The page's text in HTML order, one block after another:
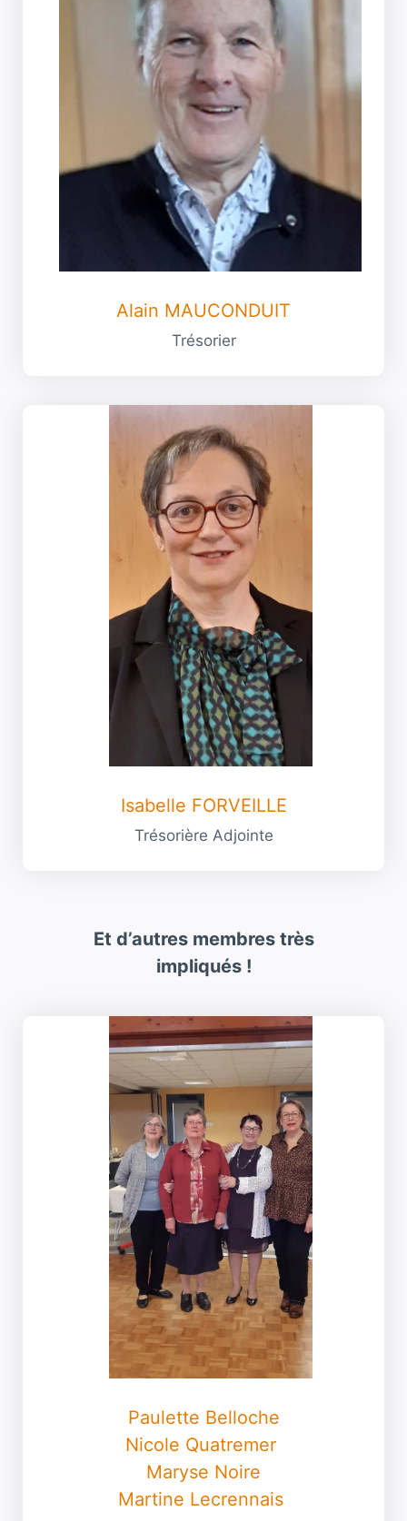
Alain MAUCONDUIT
Trésorier
Isabelle FORVEILLE
Trésorière Adjointe
Et d’autres membres très
impliqués !
Paulette Belloche
Nicole Quatremer
Maryse Noire
Martine Lecrennais